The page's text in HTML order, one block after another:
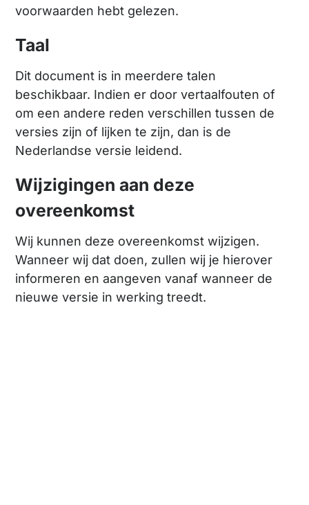
voorwaarden hebt gelezen.
Taal
Dit document is in meerdere talen
beschikbaar. Indien er door vertaalfouten of
om een andere reden verschillen tussen de
versies zijn of lijken te zijn, dan is de
Nederlandse versie leidend.
Wijzigingen aan deze
overeenkomst
Wij kunnen deze overeenkomst wijzigen.
Wanneer wij dat doen, zullen wij je hierover
informeren en aangeven vanaf wanneer de
nieuwe versie in werking treedt.